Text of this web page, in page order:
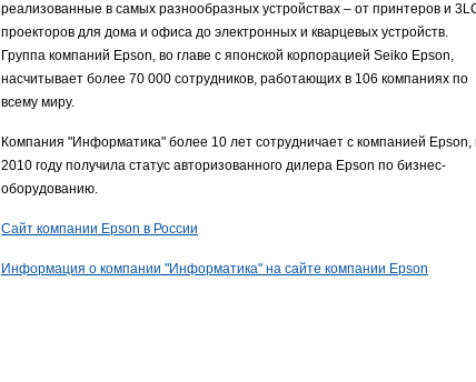
реализованные в самых разнообразных устройствах – от принтеров и
проекторов для дома и офиса до электронных и кварцевых устройств.
Группа компаний Epson, во главе с японской корпорацией Seiko Epson,
насчитывает более 70 000 сотрудников, работающих в 106 компаниях по
всему миру.
Компания "Информатика" более 10 лет сотрудничает с компанией Epson,
2010 году получила статус авторизованного дилера Epson по бизнес-
оборудованию.
Сайт компании Epson в России
Информация о компании "Информатика" на сайте компании Epson